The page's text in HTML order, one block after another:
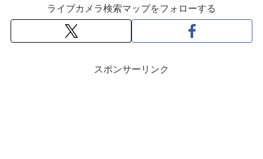
ライブカメラ検索マップをフォローする
スポンサーリンク